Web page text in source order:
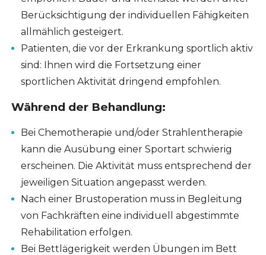
Berücksichtigung der individuellen Fähigkeiten
allmählich gesteigert.
Patienten, die vor der Erkrankung sportlich aktiv
sind: Ihnen wird die Fortsetzung einer
sportlichen Aktivität dringend empfohlen.
Während der Behandlung:
Bei Chemotherapie und/oder Strahlentherapie
kann die Ausübung einer Sportart schwierig
erscheinen. Die Aktivität muss entsprechend der
jeweiligen Situation angepasst werden.
Nach einer Brustoperation muss in Begleitung
von Fachkräften eine individuell abgestimmte
Rehabilitation erfolgen.
Bei Bettlägerigkeit werden Übungen im Bett